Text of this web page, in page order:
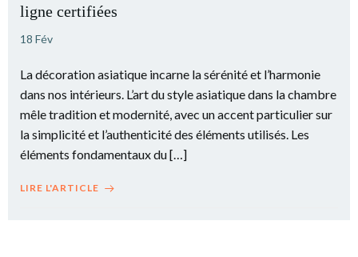
ligne certifiées
18 Fév
La décoration asiatique incarne la sérénité et l’harmonie
dans nos intérieurs. L’art du style asiatique dans la chambre
mêle tradition et modernité, avec un accent particulier sur
la simplicité et l’authenticité des éléments utilisés. Les
éléments fondamentaux du […]
LIRE L'ARTICLE